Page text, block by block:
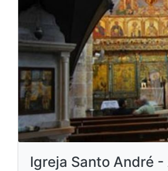
Igreja Santo André -